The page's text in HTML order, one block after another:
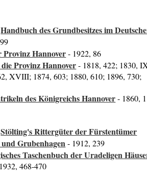
Handbuch des Grundbesitzes im
Hannover- 1922, 86
Provinz Hannover- 1818, 422; 1830,
XVIII; 1874, 603; 1880, 610; 1896, 730;
des Königreichs Hannover- 1860,
Stölting's Rittergüter der Fürstentümer
Grubenhagen- 1912, 239
Taschenbuch der Uradeligen
468-470